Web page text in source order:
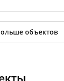
объектов